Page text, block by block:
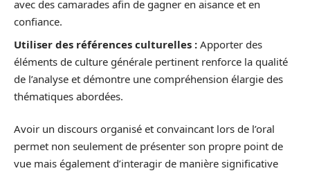
avec des camarades afin de gagner en aisance et en
confiance.
Utiliser des références culturelles : Apporter des
éléments de culture générale pertinent renforce la qualité
de l’analyse et démontre une compréhension élargie des
thématiques abordées.
Avoir un discours organisé et convaincant lors de l’oral
permet non seulement de présenter son propre point de
vue mais également d’interagir de manière significative